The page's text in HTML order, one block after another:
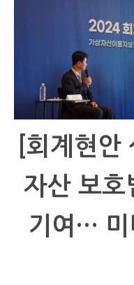
[회계현안
자산 보호
기여… 미